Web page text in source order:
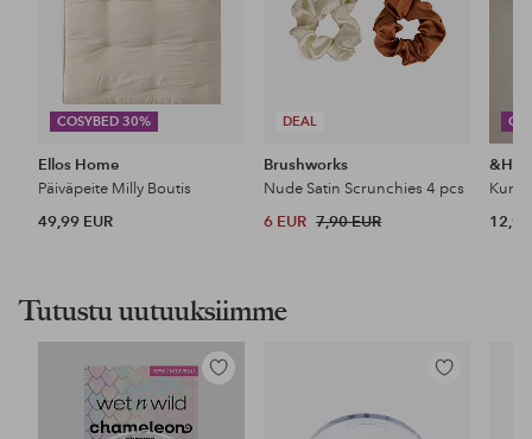
COSYBED 30%
Ellos Home
Päiväpeite Milly Boutis
49,99 EUR
DEAL
Brushworks
Nude Satin Scrunchies 4 pcs
6 EUR 7,90 EUR 12,99
Tutustu uutuuksiimme
Lisää
Lisää